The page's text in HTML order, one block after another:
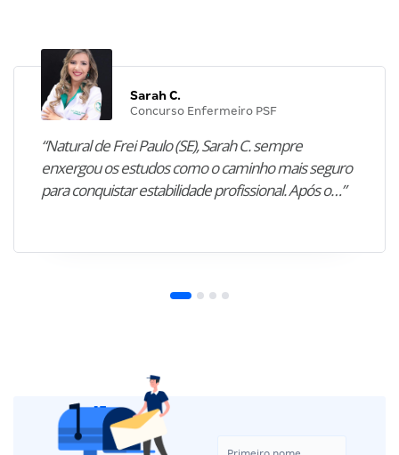
Sarah C.
Concurso Enfermeiro PSF
“Natural de Frei Paulo (SE), Sarah C. sempre
enxergou os estudos como o caminho mais seguro
para conquistar estabilidade profissional. Após o…”